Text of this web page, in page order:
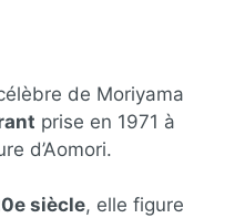
de Moriyama
prise en 1971 à
d’Aomori.
siècle, elle figure